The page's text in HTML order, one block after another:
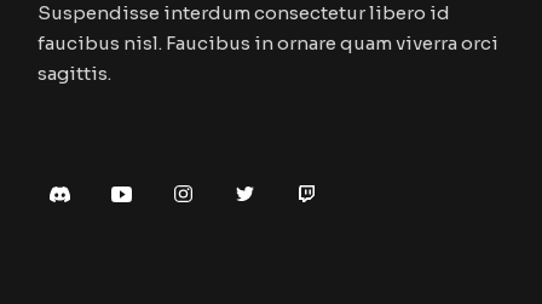
Suspendisse interdum consectetur libero id
faucibus nisl. Faucibus in ornare quam viverra orci
sagittis.